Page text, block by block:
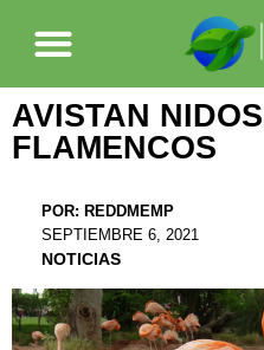
AVISTAN
FLAMENCOS
POR: REDDMEMP
SEPTIEMBRE 6, 2021
NOTICIAS